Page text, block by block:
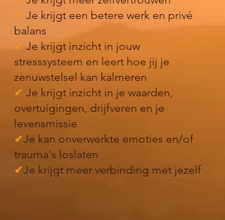
✔ Je krijgt een betere werk en privé
balans
✔ Je krijgt inzicht in jouw
stresssysteem en leert hoe jij je
zenuwstelsel kan kalmeren
✔ Je krijgt inzicht in je waarden,
overtuigingen, drijfveren en je
levensmissie
✔Je kan onverwerkte emoties en/of
trauma's loslaten
✔Je krijgt meer verbinding met jezelf